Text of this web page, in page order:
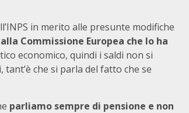
in merito alle presunte modifiche
Commissione Europea che lo ha
economico, quindi i saldi non si
che si parla del fatto che se
parliamo sempre di pensione e non